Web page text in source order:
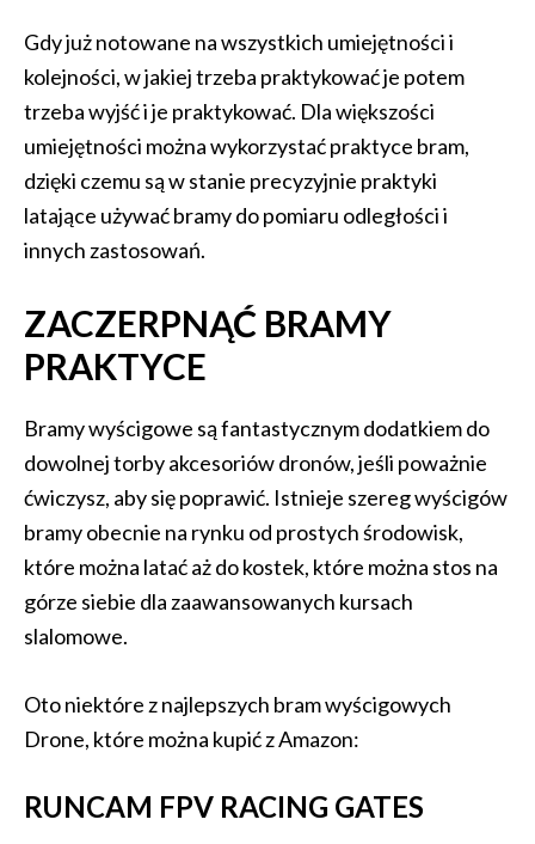
Gdy już notowane na wszystkich umiejętności i
kolejności, w jakiej trzeba praktykować je potem
trzeba wyjść i je praktykować. Dla większości
umiejętności można wykorzystać praktyce bram,
dzięki czemu są w stanie precyzyjnie praktyki
latające używać bramy do pomiaru odległości i
innych zastosowań.
ZACZERPNĄĆ BRAMY
PRAKTYCE
Bramy wyścigowe są fantastycznym dodatkiem do
dowolnej torby akcesoriów dronów, jeśli poważnie
ćwiczysz, aby się poprawić. Istnieje szereg wyścigów
bramy obecnie na rynku od prostych środowisk,
które można latać aż do kostek, które można stos na
górze siebie dla zaawansowanych kursach
slalomowe.
Oto niektóre z najlepszych bram wyścigowych
Drone, które można kupić z Amazon:
RUNCAM FPV RACING GATES